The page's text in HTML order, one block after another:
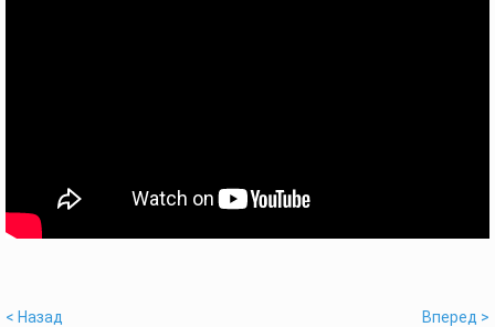
< Назад Вперед >